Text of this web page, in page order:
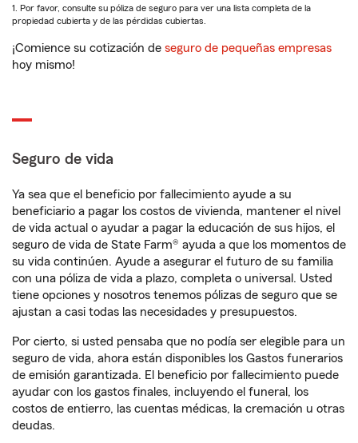
1. Por favor, consulte su póliza de seguro para ver una lista completa de la
propiedad cubierta y de las pérdidas cubiertas.
¡Comience su cotización de seguro de pequeñas empresas
hoy mismo!
Seguro de vida
Ya sea que el beneficio por fallecimiento ayude a su
beneficiario a pagar los costos de vivienda, mantener el nivel
de vida actual o ayudar a pagar la educación de sus hijos, el
seguro de vida de State Farm® ayuda a que los momentos de
su vida continúen. Ayude a asegurar el futuro de su familia
con una póliza de vida a plazo, completa o universal. Usted
tiene opciones y nosotros tenemos pólizas de seguro que se
ajustan a casi todas las necesidades y presupuestos.
Por cierto, si usted pensaba que no podía ser elegible para un
seguro de vida, ahora están disponibles los Gastos funerarios
de emisión garantizada. El beneficio por fallecimiento puede
ayudar con los gastos finales, incluyendo el funeral, los
costos de entierro, las cuentas médicas, la cremación u otras
deudas.